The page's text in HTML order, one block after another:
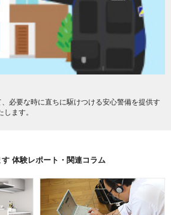
必要な時に直ちに駆けつける安心警備を提供す
ます。
体験レポート・関連コラム